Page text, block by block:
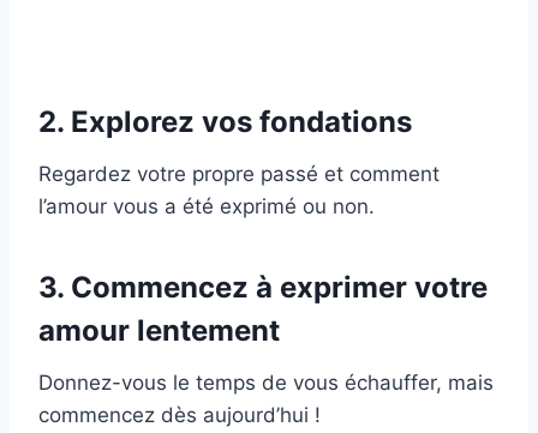
2. Explorez vos fondations
Regardez votre propre passé et comment
l’amour vous a été exprimé ou non.
3. Commencez à exprimer votre
amour lentement
Donnez-vous le temps de vous échauffer, mais
commencez dès aujourd’hui !